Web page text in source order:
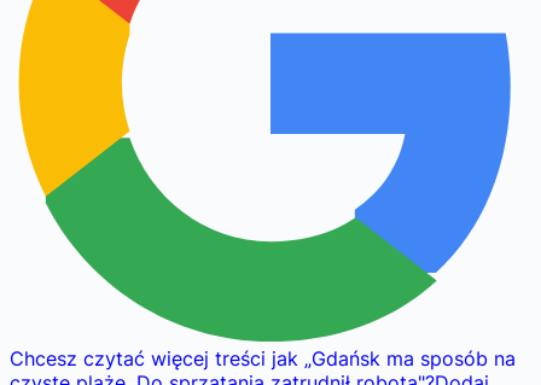
Chcesz czytać więcej treści jak „Gdańsk ma sposób na